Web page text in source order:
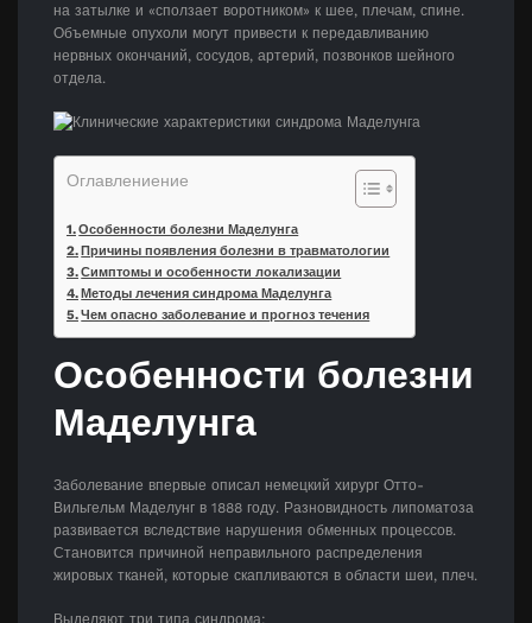
на затылке и «сползает воротником» к шее, плечам, спине.
Объемные опухоли могут привести к передавливанию
нервных окончаний, сосудов, артерий, позвонков шейного
отдела.
Оглавлениение
Особенности болезни Маделунга
Причины появления болезни в травматологии
Симптомы и особенности локализации
Методы лечения синдрома Маделунга
Чем опасно заболевание и прогноз течения
Особенности болезни
Маделунга
Заболевание впервые описал немецкий хирург Отто-
Вильгельм Маделунг в 1888 году. Разновидность липоматоза
развивается вследствие нарушения обменных процессов.
Становится причиной неправильного распределения
жировых тканей, которые скапливаются в области шеи, плеч.
Выделяют три типа синдрома: